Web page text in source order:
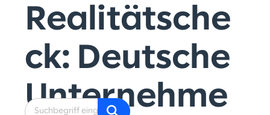
Realitätsche
ck: Deutsche
Unternehme